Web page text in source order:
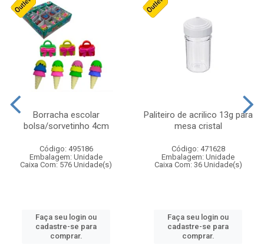
Borracha escolar
bolsa/sorvetinho 4cm
Código: 495186
Embalagem: Unidade
Caixa Com: 576 Unidade(s)
Faça seu login ou
cadastre-se para
comprar.
Paliteiro de acrilico 13g para
mesa cristal
Código: 471628
Embalagem: Unidade
Caixa Com: 36 Unidade(s)
Faça seu login ou
cadastre-se para
comprar.